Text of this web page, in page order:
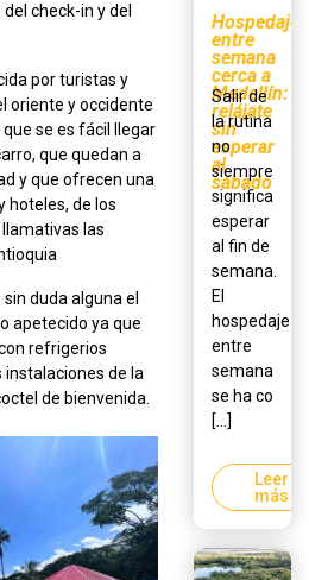
check-in y del
por turistas y
oriente y occidente
se es fácil llegar
que quedan a
y que ofrecen una
hoteles, de los
las
duda alguna el
apetecido ya que
refrigerios
de la
de bienvenida.
Hospedaje
entre
semana
cerca a
Medellín:
relájate
sin
esperar
al
sábado
Salir de
la rutina
no
siempre
significa
esperar
al fin de
semana.
El
hospedaje
entre
semana
se ha co
[...]
Leer
más